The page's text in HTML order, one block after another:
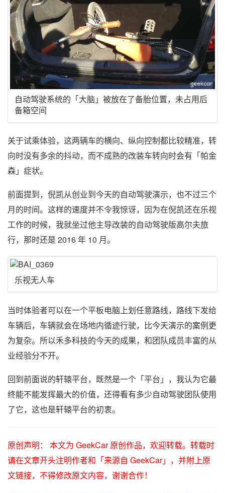
自动驾驶系统的「大脑」被放在了备胎位置，未占用后
备箱空间
关于试乘体验，这两辆车的横向、纵向控制都比较精准，转
向时没有多余的抖动，而不成熟的改装车转向时会有「帕金
森」症状。
前面提到，倪凯从创业到今天的自动驾驶演示，也不过三个
月的时间。这样的速度并不令我惊讶，因为在倪凯还在乐视
工作的时候，我就坐过他主导改装的自动驾驶版高尔夫旅
行，那时还是 2016 年 10 月。
乐视无人车
当时体验者可以在一个平板电脑上划任意路线，路线下发给
车辆后，车辆就会在场地内循迹行驶，比今天演示的案例更
为复杂。所以禾多科技的今天的成果，和团队成员丰富的从
业经验分不开。
回到前面说的轩辕平台，既然是一个「平台」，我认为它最
终能不能发挥最大的价值，还得看有多少自动驾驶团队使用
了它，这也是轩辕平台的初衷。
原创声明： 本文为 GeekCar 原创作品，欢迎转载。转载时
请在文章开头注明作者和「来源自 GeekCar」，并附上原
文链接，不得修改原文内容，谢谢合作！